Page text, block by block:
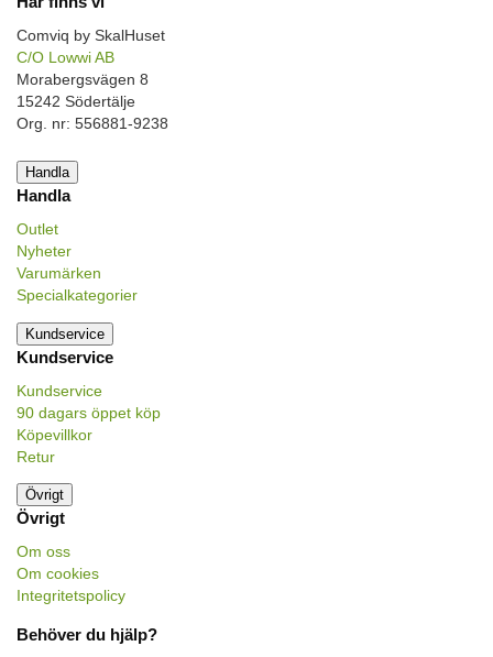
Comviq by SkalHuset
C/O Lowwi AB
Morabergsvägen 8
15242 Södertälje
Org. nr: 556881-9238
Handla
Handla
Outlet
Nyheter
Varumärken
Specialkategorier
Kundservice
Kundservice
Kundservice
90 dagars öppet köp
Köpevillkor
Retur
Övrigt
Övrigt
Om oss
Om cookies
Integritetspolicy
Behöver du hjälp?